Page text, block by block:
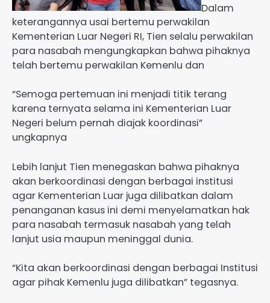
Dalam
keterangannya usai bertemu perwakilan
Kementerian Luar Negeri RI, Tien selalu perwakilan
para nasabah mengungkapkan bahwa pihaknya
telah bertemu perwakilan Kemenlu dan
“Semoga pertemuan ini menjadi titik terang
karena ternyata selama ini Kementerian Luar
Negeri belum pernah diajak koordinasi”
ungkapnya
Lebih lanjut Tien menegaskan bahwa pihaknya
akan berkoordinasi dengan berbagai institusi
agar Kementerian Luar juga dilibatkan dalam
penanganan kasus ini demi menyelamatkan hak
para nasabah termasuk nasabah yang telah
lanjut usia maupun meninggal dunia.
“Kita akan berkoordinasi dengan berbagai Institusi
agar pihak Kemenlu juga dilibatkan” tegasnya.